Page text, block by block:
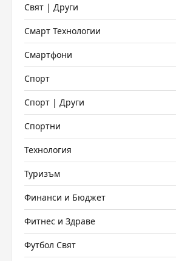
Свят | Други
Смарт Технологии
Смартфони
Спорт
Спорт | Други
Спортни
Технология
Туризъм
Финанси и Бюджет
Фитнес и Здраве
Футбол Свят